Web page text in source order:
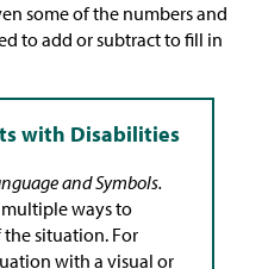
some of the numbers and
to add or subtract to fill in
and Symbols.
ways to
situation. For
with a visual or